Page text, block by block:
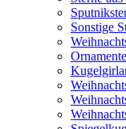
Sonstige